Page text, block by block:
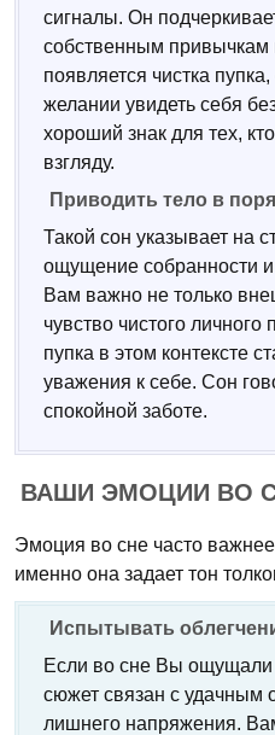
сигналы. Он
собственным привычкам
появляется чистка
желании увидеть себя
хороший знак для тех,
взгляду.
Приводить тело в
Такой сон указывает на
ощущение собранности
Вам важно не только
чувство чистого личного
пупка в этом контексте
уважения к себе. Сон
спокойной заботе.
ВАШИ ЭМОЦИИ ВО
Эмоция во сне часто
именно она задает тон
Испытывать
Если во сне Вы ощущали
сюжет связан с удачным
лишнего напряжения.